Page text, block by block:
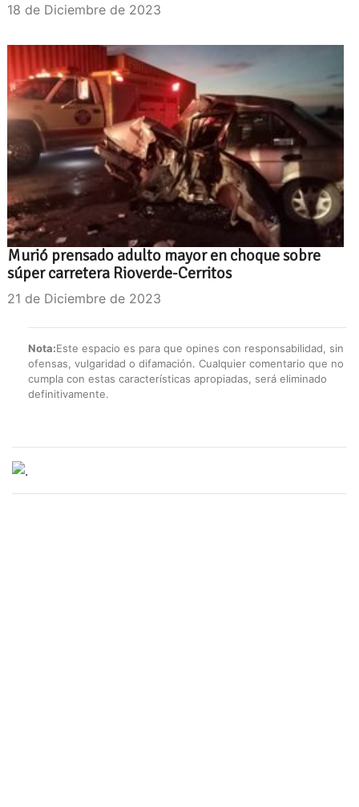
18 de Diciembre de 2023
Murió prensado adulto mayor en choque sobre
súper carretera Rioverde-Cerritos
21 de Diciembre de 2023
Nota:Este espacio es para que opines con responsabilidad, sin
ofensas, vulgaridad o difamación. Cualquier comentario que no
cumpla con estas características apropiadas, será eliminado
definitivamente.